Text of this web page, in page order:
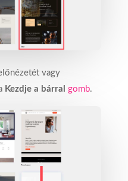
vagy
Kezdje a bárral gomb.